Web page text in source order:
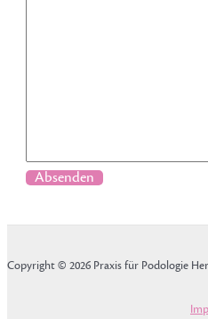
Copyright © 2026 Praxis für Podologie